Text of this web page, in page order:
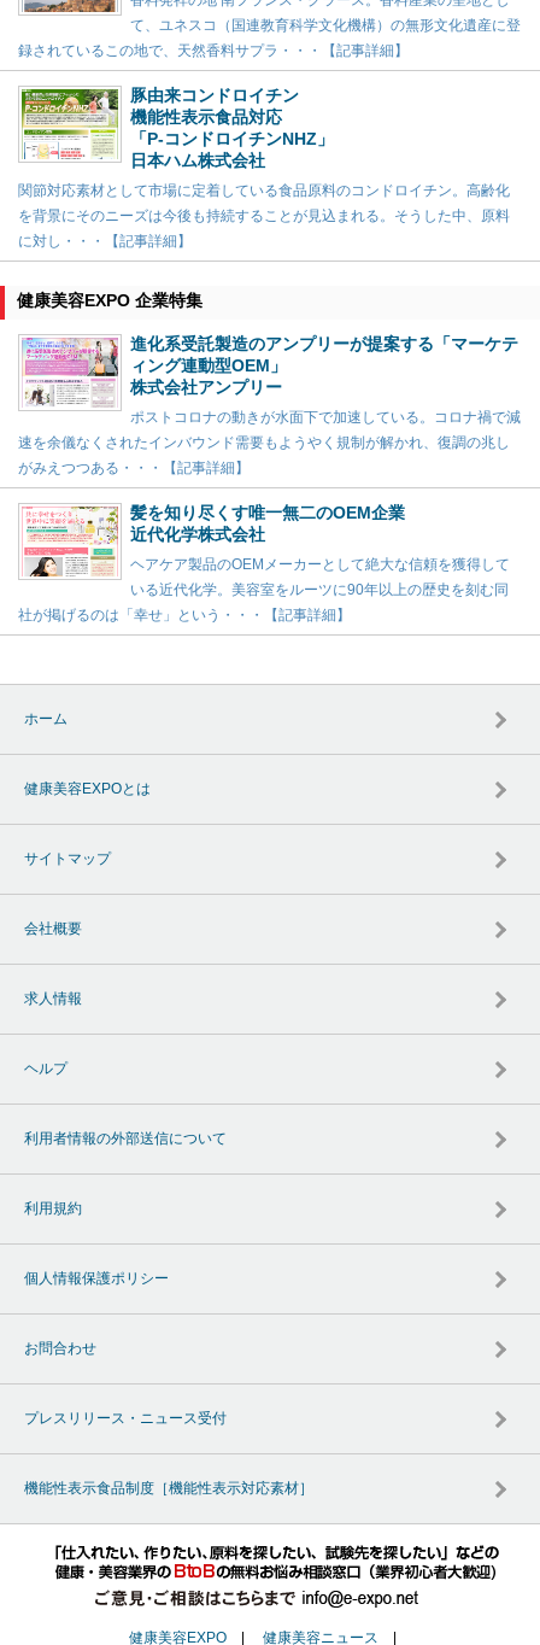
て、ユネスコ（国連教育科学文化機構）の無形文化遺産に登
録されているこの地で、天然香料サプラ・・・【記事詳細】
豚由来コンドロイチン
機能性表示食品対応
「P-コンドロイチンNHZ」
日本ハム株式会社
関節対応素材として市場に定着している食品原料のコンドロイチン。高齢化
を背景にそのニーズは今後も持続することが見込まれる。そうした中、原料
に対し・・・【記事詳細】
健康美容EXPO 企業特集
進化系受託製造のアンプリーが提案する「マーケテ
ィング連動型OEM」
株式会社アンプリー
ポストコロナの動きが水面下で加速している。コロナ禍で減
速を余儀なくされたインバウンド需要もようやく規制が解かれ、復調の兆し
がみえつつある・・・【記事詳細】
髪を知り尽くす唯一無二のOEM企業
近代化学株式会社
ヘアケア製品のOEMメーカーとして絶大な信頼を獲得して
いる近代化学。美容室をルーツに90年以上の歴史を刻む同
社が掲げるのは「幸せ」という・・・【記事詳細】
ホーム
健康美容EXPOとは
サイトマップ
会社概要
求人情報
ヘルプ
利用者情報の外部送信について
利用規約
個人情報保護ポリシー
お問合わせ
プレスリリース・ニュース受付
機能性表示食品制度［機能性表示対応素材］
健康美容EXPO | 健康美容ニュース |